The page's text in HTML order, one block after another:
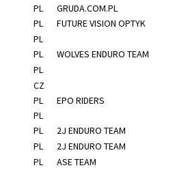
PL GRUDA.COM.PL
PL FUTURE VISION OPTYK
PL
PL WOLVES ENDURO TEAM
PL
CZ
PL EPO RIDERS
PL
PL 2J ENDURO TEAM
PL 2J ENDURO TEAM
PL ASE TEAM